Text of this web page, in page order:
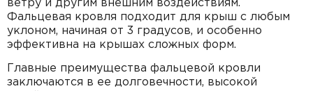
ветру и другим внешним воздействиям.
Фальцевая кровля подходит для крыш с любым
уклоном, начиная от 3 градусов, и особенно
эффективна на крышах сложных форм.
Главные преимущества фальцевой кровли
заключаются в ее долговечности, высокой